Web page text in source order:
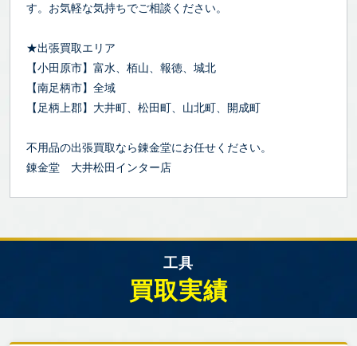
す。お気軽な気持ちでご相談ください。
★出張買取エリア
【小田原市】富水、栢山、報徳、城北
【南足柄市】全域
【足柄上郡】大井町、松田町、山北町、開成町
不用品の出張買取なら錬金堂にお任せください。
錬金堂 大井松田インター店
工具
買取実績